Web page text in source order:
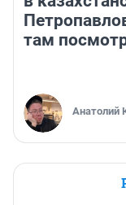
там
Анатолий